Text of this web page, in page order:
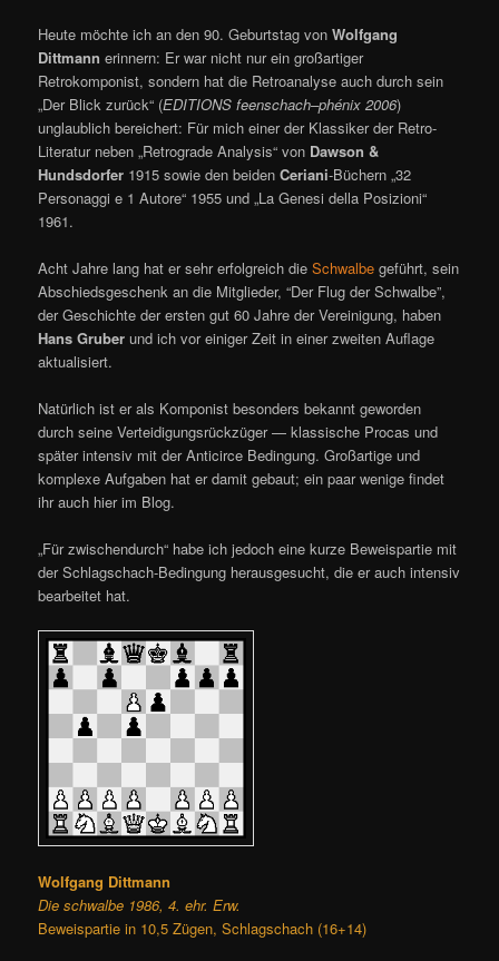
i
g
a
t
i
o
n
Heute möchte ich an den 90. Geburtstag vonWolfgang
Dittmann erinnern: Er war nicht nur ein großartiger
Retrokomponist, sondern hat die Retroanalyse auch durch sein
„Der Blick zurück“ (EDITIONS feenschach–phénix 2006)
unglaublich bereichert: Für mich einer der Klassiker der Retro-
Literatur neben „Retrograde Analysis“ von Dawson &
Hundsdorfer 1915 sowie den beidenCeriani-Büchern „32
Personaggi e 1 Autore“ 1955 und „La Genesi della Posizioni“
1961.
Acht Jahre lang hat er sehr erfolgreich dieSchwalbe geführt, sein
Abschiedsgeschenk an die Mitglieder, “Der Flug der Schwalbe”,
der Geschichte der ersten gut 60 Jahre der Vereinigung, haben
Hans Gruber und ich vor einiger Zeit in einer zweiten Auflage
aktualisiert.
Natürlich ist er als Komponist besonders bekannt geworden
durch seine Verteidigungsrückzüger — klassische Procas und
später intensiv mit der Anticirce Bedingung. Großartige und
komplexe Aufgaben hat er damit gebaut; ein paar wenige findet
ihr auch hier im Blog.
„Für zwischendurch“ habe ich jedoch eine kurze Beweispartie mit
der Schlagschach-Bedingung herausgesucht, die er auch intensiv
bearbeitet hat.
Wolfgang Dittmann
Die schwalbe 1986, 4. ehr. Erw.
Beweispartie in 10,5 Zügen, Schlagschach (16+14)